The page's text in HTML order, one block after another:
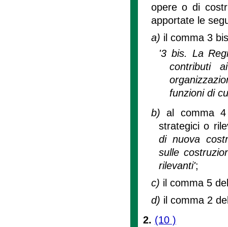
opere o di
apportate le
a) il comma 3
'3 bis. La
contributi
funzioni di
b)al comma
strategici o
di nuova
sulle
rilevanti';
c) il comma 5
d) il comma 2
2. (10 )